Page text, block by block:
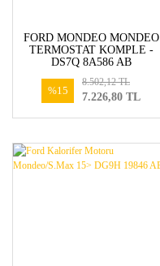
FORD MONDEO MONDEO
TERMOSTAT KOMPLE -
DS7Q 8A586 AB
%15
7.226,80 TL
8.502,12 TL